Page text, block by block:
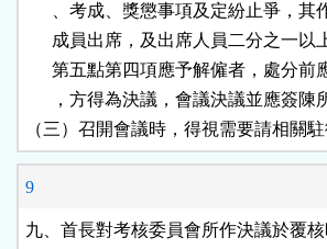
、考成、獎懲事項及定紛止爭，
成員出席，及出席人員二分之一
第五點第四項應予解僱者，處分
，方得為決議，會議決議並應簽陳
（三）召開會議時，得視需要請相關
9
九、首長對考核委員會所作決議於覆